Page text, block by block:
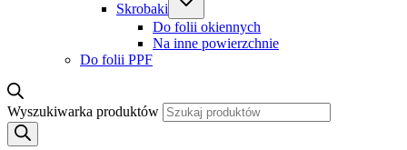
Skrobaki
Do folii okiennych
Na inne powierzchnie
Do folii PPF
Wyszukiwarka produktów